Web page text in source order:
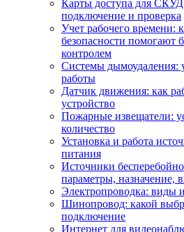
Карты доступа для
подключение и проверка
Учет рабочего времени:
безопасности помогают
контролем
Системы дымоудаления:
работы
Датчик движения: как
устройство
Пожарные извещатели:
количество
Установка и работа
питания
Источники
параметры, назначение,
Электропроводка: виды
Шинопровод: какой
подключение
Интернет для